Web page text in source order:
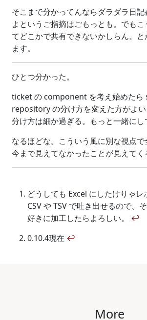
そこまで分かってんならダラダラ日
よというご指摘はごもっとも。でも
てどこかで共有できないかしらん。
ます。
ひとつ分かった。
ticket の component を考え始めたら
repository の分け方を変えた方がよ
分け方は細か過ぎる。もっと一緒にし
なるほどな。こういう風に別な視点で
今まで見えてなかったことが見えてく
どうしても Excel にしたけりゃ
CSV や TSV で吐き出せるので、
好きに加工したらよろしい。 ↩
0.10.4現在 ↩
More